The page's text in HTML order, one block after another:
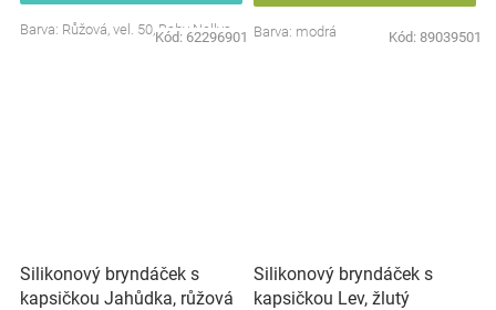
Barva: Růžová, vel. 50, Baby Nellys
Kód: 62296901 Barva: modrá Kód: 89039501
Silikonový bryndáček s
kapsičkou Jahůdka, růžová
Silikonový bryndáček s
kapsičkou Lev, žlutý